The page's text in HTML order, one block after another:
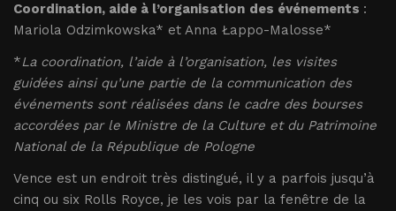
Coordination, aide à l’organisation des événements :
Mariola Odzimkowska* et Anna Łappo-Malosse*
*La coordination, l’aide à l’organisation, les visites
guidées ainsi qu’une partie de la communication des
événements sont réalisées dans le cadre des bourses
accordées par le Ministre de la Culture et du Patrimoine
National de la République de Pologne
Vence est un endroit très distingué, il y a parfois jusqu’à
cinq ou six Rolls Royce, je les vois par la fenêtre de la